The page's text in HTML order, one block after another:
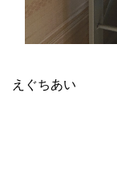
えぐちあい